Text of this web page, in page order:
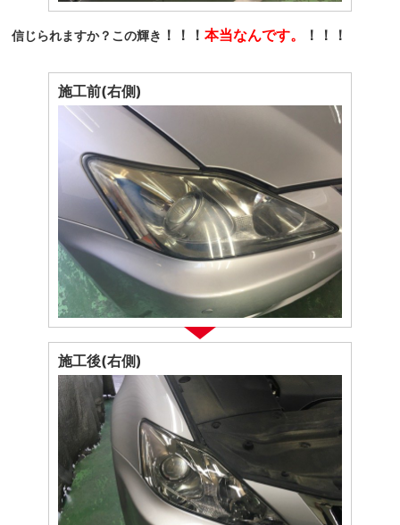
信じられますか？この輝き ！！！本当なんです。 ！！！
施工前(右側)
施工後(右側)